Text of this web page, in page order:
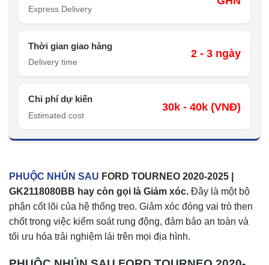
Express Delivery
Thời gian giao hàng
Delivery time
2 - 3 ngày
Chi phí dự kiến
Estimated cost
30k - 40k (VNĐ)
PHUỘC NHÚN SAU FORD TOURNEO 2020-2025 |
GK2118080BB hay còn gọi là Giảm xóc. Đây là một bộ
phận cốt lõi của hệ thống treo. Giảm xóc đóng vai trò then
chốt trong việc kiểm soát rung động, đảm bảo an toàn và
tối ưu hóa trải nghiệm lái trên mọi địa hình.